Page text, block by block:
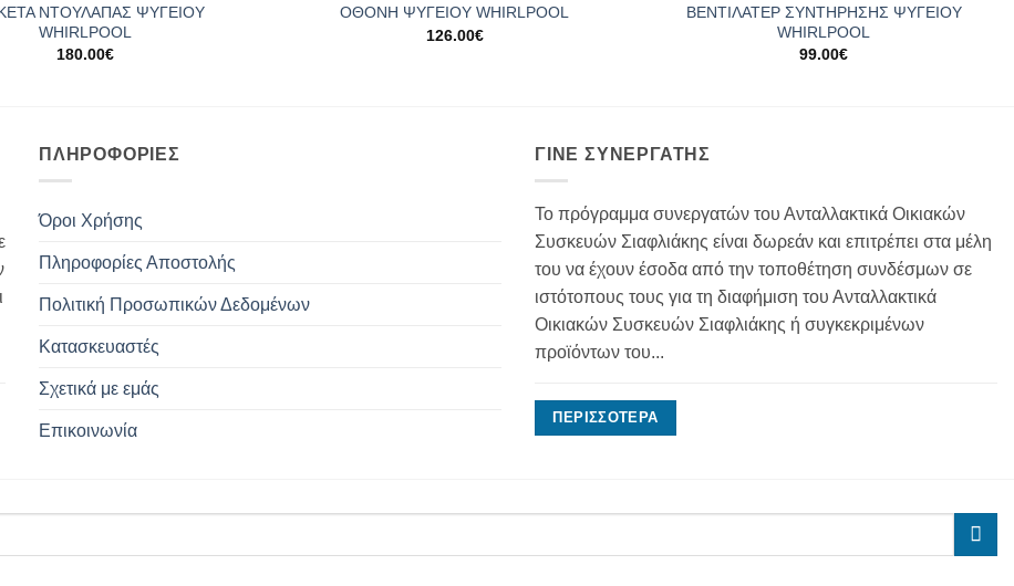
ΝΤΟΥΛΑΠΑΣ ΨΥΓΕΙΟΥ
WHIRLPOOL
180.00€
ΟΘΟΝΗ ΨΥΓΕΙΟΥ WHIRLPOOL
126.00€
ΒΕΝΤΙΛΑΤΕΡ ΣΥΝΤΗΡΗΣΗΣ ΨΥΓΕΙΟY
WHIRLPOOL
99.00€
ΠΛΗΡΟΦΟΡΊΕΣ
Όροι Χρήσης
Πληροφορίες Αποστολής
Πολιτική Προσωπικών Δεδομένων
Κατασκευαστές
Σχετικά με εμάς
Επικοινωνία
ΓΊΝΕ ΣΥΝΕΡΓΆΤΗΣ
Το πρόγραμμα συνεργατών του Ανταλλακτικά Οικιακών
Συσκευών Σιαφλιάκης είναι δωρεάν και επιτρέπει στα μέλη
του να έχουν έσοδα από την τοποθέτηση συνδέσμων σε
ιστότοπους τους για τη διαφήμιση του Ανταλλακτικά
Οικιακών Συσκευών Σιαφλιάκης ή συγκεκριμένων
προϊόντων του...
ΠΕΡΙΣΣΌΤΕΡΑ